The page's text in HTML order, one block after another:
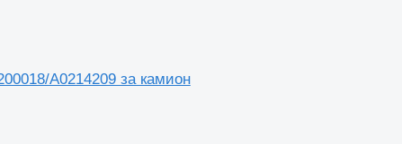
A0214209 за камион